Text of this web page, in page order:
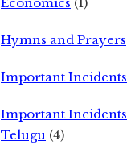
Hymns and Prayers
Important Incidents
Important Incidents
Telugu (4)